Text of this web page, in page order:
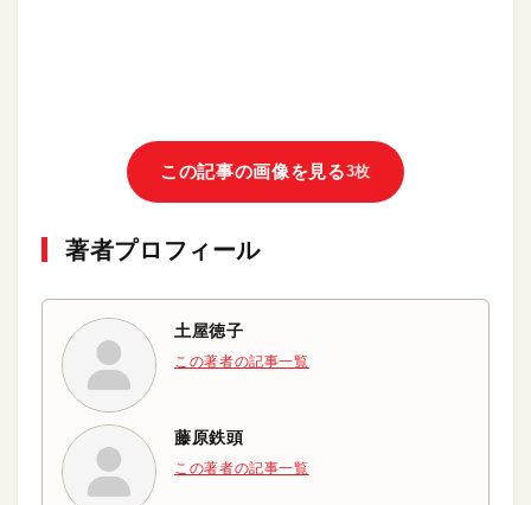
この記事の画像を見る3枚
著者プロフィール
土屋徳子
この著者の記事一覧
藤原鉄頭
この著者の記事一覧